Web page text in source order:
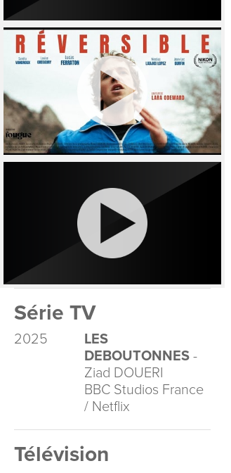
Série TV
2025
LES
DEBOUTONNES -
Ziad DOUERI
BBC Studios France
/ Netflix
Télévision